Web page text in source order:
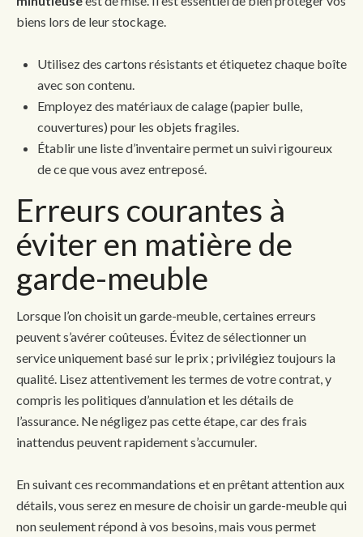
biens lors de leur stockage.
Utilisez des cartons résistants et étiquetez chaque boîte
avec son contenu.
Employez des matériaux de calage (papier bulle,
couvertures) pour les objets fragiles.
Établir une liste d’inventaire permet un suivi rigoureux
de ce que vous avez entreposé.
Erreurs courantes à
éviter en matière de
garde-meuble
Lorsque l’on choisit un garde-meuble, certaines erreurs
peuvent s’avérer coûteuses. Évitez de sélectionner un
service uniquement basé sur le prix ; privilégiez toujours la
qualité. Lisez attentivement les termes de votre contrat, y
compris les politiques d’annulation et les détails de
l’assurance. Ne négligez pas cette étape, car des frais
inattendus peuvent rapidement s’accumuler.
En suivant ces recommandations et en prêtant attention aux
détails, vous serez en mesure de choisir un garde-meuble qui
non seulement répond à vos besoins, mais vous permet